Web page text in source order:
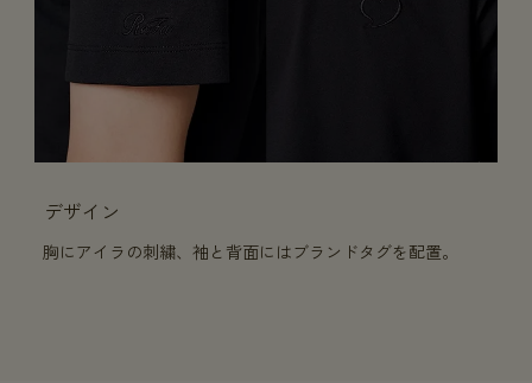
デザイン
胸にアイラの刺繍、袖と背面にはブランドタグを配置。